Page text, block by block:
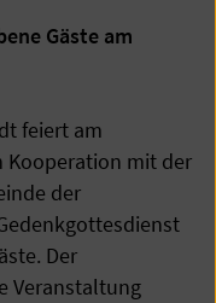
Gäste am
feiert am
Kooperation mit der
der
Der
Veranstaltung